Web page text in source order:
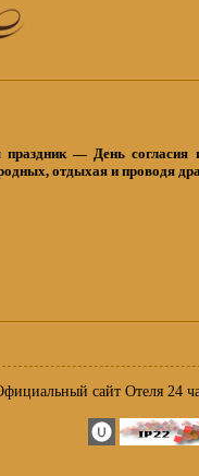
— День согласия
отдыхая и проводя
сайт Отеля 24